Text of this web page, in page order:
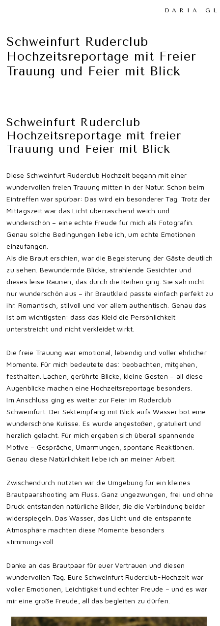
DARIA
Schweinfurt Ruderclub
Hochzeitsreportage mit Freier
Trauung und Feier mit Blick
Schweinfurt Ruderclub
Hochzeitsreportage mit freier
Trauung und Feier mit Blick
Diese Schweinfurt Ruderclub Hochzeit begann mit einer
wundervollen freien Trauung mitten in der Natur. Schon beim
Eintreffen war spürbar: Das wird ein besonderer Tag. Trotz der
Mittagszeit war das Licht überraschend weich und
wunderschön – eine echte Freude für mich als Fotografin.
Genau solche Bedingungen liebe ich, um echte Emotionen
einzufangen.
Als die Braut erschien, war die Begeisterung der Gäste deutlich
zu sehen. Bewundernde Blicke, strahlende Gesichter und
dieses leise Raunen, das durch die Reihen ging. Sie sah nicht
nur wunderschön aus – ihr Brautkleid passte einfach perfekt zu
ihr. Romantisch, stilvoll und vor allem authentisch. Genau das
ist am wichtigsten: dass das Kleid die Persönlichkeit
unterstreicht und nicht verkleidet wirkt.
Die freie Trauung war emotional, lebendig und voller ehrlicher
Momente. Für mich bedeutete das: beobachten, mitgehen,
festhalten. Lachen, gerührte Blicke, kleine Gesten – all diese
Augenblicke machen eine Hochzeitsreportage besonders.
Im Anschluss ging es weiter zur Feier im Ruderclub
Schweinfurt. Der Sektempfang mit Blick aufs Wasser bot eine
wunderschöne Kulisse. Es wurde angestoßen, gratuliert und
herzlich gelacht. Für mich ergaben sich überall spannende
Motive – Gespräche, Umarmungen, spontane Reaktionen.
Genau diese Natürlichkeit liebe ich an meiner Arbeit.
Zwischendurch nutzten wir die Umgebung für ein kleines
Brautpaarshooting am Fluss. Ganz ungezwungen, frei und ohne
Druck entstanden natürliche Bilder, die die Verbindung beider
widerspiegeln. Das Wasser, das Licht und die entspannte
Atmosphäre machten diese Momente besonders
stimmungsvoll.
Danke an das Brautpaar für euer Vertrauen und diesen
wundervollen Tag. Eure Schweinfurt Ruderclub-Hochzeit war
voller Emotionen, Leichtigkeit und echter Freude – und es war
mir eine große Freude, all das begleiten zu dürfen.